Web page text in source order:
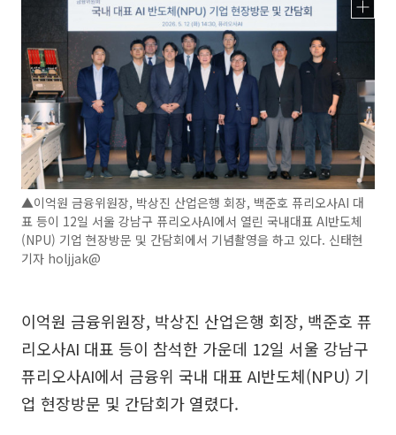
▲이억원 금융위원장, 박상진 산업은행 회장, 백준호 퓨리오사AI 대
표 등이 12일 서울 강남구 퓨리오사AI에서 열린 국내대표 AI반도체
(NPU) 기업 현장방문 및 간담회에서 기념촬영을 하고 있다. 신태현
기자 holjjak@
이억원 금융위원장, 박상진 산업은행 회장, 백준호 퓨
리오사AI 대표 등이 참석한 가운데 12일 서울 강남구
퓨리오사AI에서 금융위 국내 대표 AI반도체(NPU) 기
업 현장방문 및 간담회가 열렸다.